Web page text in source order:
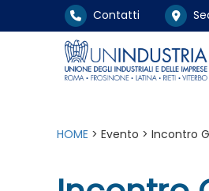
Contatti
HOME > Evento > Incontro